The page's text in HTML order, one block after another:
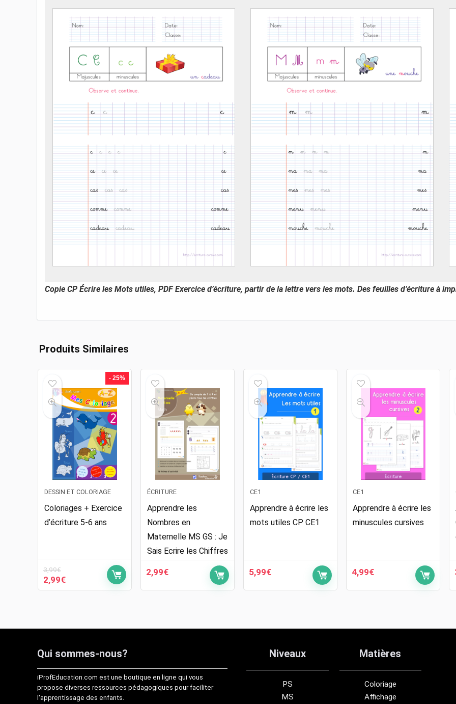
Copie CP Écrire les Mots utiles, PDF Exercice d’écriture, partir de la lettre vers les mots. Des feuilles d’écriture à
Produits Similaires
- 25%
DESSIN ET COLORIAGE
Coloriages + Exercice
d’écriture 5-6 ans
3,99€
Le
prix
2,99€Le
prix
ÉCRITURE
Apprendre les
Nombres en
Maternelle MS GS : Je
Sais Ecrire les Chiffres
2,99€
CE1
Apprendre à écrire les
mots utiles CP CE1
5,99€
CE1
Apprendre à écrire les
minuscules cursives
4,99€
Qui sommes-nous?
iProfEducation.com est une boutique en ligne qui vous
propose diverses ressources pédagogiques pour faciliter
l'apprentissage des enfants.
Niveaux
PS
MS
Matières
Coloriage
Affichage